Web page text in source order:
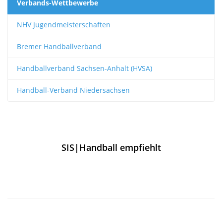
Verbands-Wettbewerbe
NHV Jugendmeisterschaften
Bremer Handballverband
Handballverband Sachsen-Anhalt (HVSA)
Handball-Verband Niedersachsen
SIS|Handball empfiehlt